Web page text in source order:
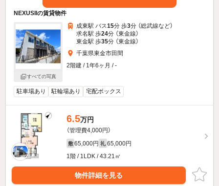
NEXUSIIの賃貸物件
すべての写真
成東駅 バス15分 歩3分 （総武線など）
求名駅 歩24分 （東金線）
東金駅 歩35分 （東金線）
千葉県東金市田間
2階建 / 1年6ヶ月 / -
駐車場あり 駐輪場あり 宅配ボックス
6.5万円
（管理費4,000円）
敷 65,000円 礼 65,000円
1階 / 1LDK / 43.21㎡
物件詳細を見る